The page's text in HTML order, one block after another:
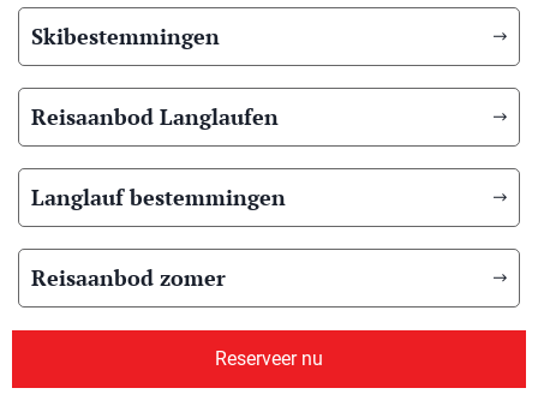
Reserveer nu
Skibestemmingen
Reisaanbod Langlaufen
Langlauf bestemmingen
Reisaanbod zomer
Overig reisaanbod